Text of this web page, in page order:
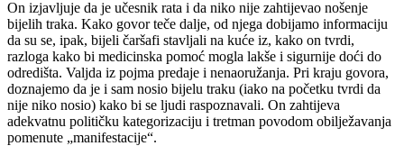
On izjavljuje da je učesnik rata i da niko nije zahtijevao nošenje
bijelih traka. Kako govor teče dalje, od njega dobijamo informaciju
da su se, ipak, bijeli čaršafi stavljali na kuće iz, kako on tvrdi,
razloga kako bi medicinska pomoć mogla lakše i sigurnije doći do
odredišta. Valjda iz pojma predaje i nenaoružanja. Pri kraju govora,
doznajemo da je i sam nosio bijelu traku (iako na početku tvrdi da
nije niko nosio) kako bi se ljudi raspoznavali. On zahtijeva
adekvatnu političku kategorizaciju i tretman povodom obilježavanja
pomenute „manifestacije“.